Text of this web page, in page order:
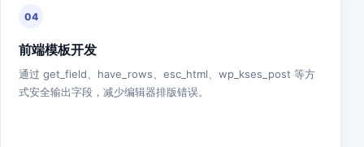
04
前端模板开发
通过 get_field、have_rows、esc_html、wp_kses_post 等方
式安全输出字段，减少编辑器排版错误。